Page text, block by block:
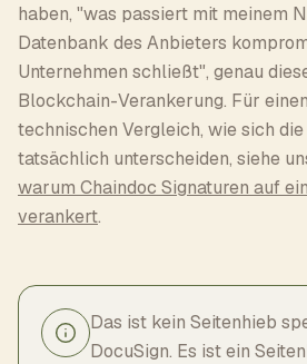
haben, "was passiert mit meinem
Datenbank des Anbieters
Unternehmen schließt", genau
Blockchain-Verankerung. Für
technischen Vergleich, wie sich
tatsächlich unterscheiden, siehe
warum Chaindoc Signaturen auf
verankert.
Das ist kein Seitenhieb
DocuSign. Es ist ein